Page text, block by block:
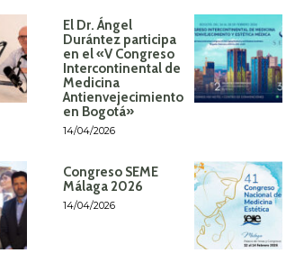
El Dr. Ángel
Durántez participa
en el «V Congreso
Intercontinental de
Medicina
Antienvejecimiento
en Bogotá»
14/04/2026
Congreso SEME
Málaga 2026
14/04/2026